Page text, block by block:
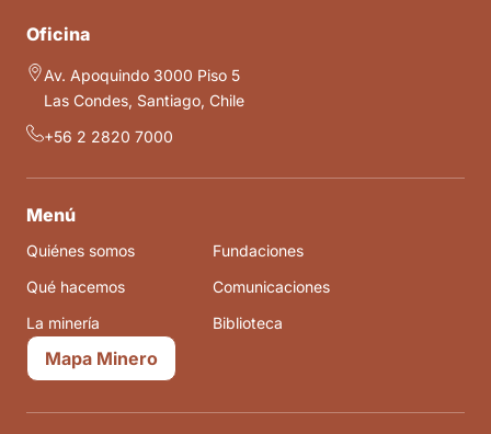
Oficina
Av. Apoquindo 3000 Piso 5
Las Condes, Santiago, Chile
+56 2 2820 7000
Menú
Quiénes somos
Qué hacemos
La minería
Fundaciones
Comunicaciones
Biblioteca
Mapa Minero